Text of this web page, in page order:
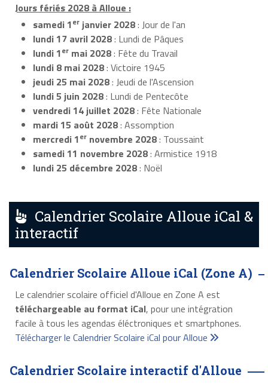
Jours fériés 2028 à Alloue :
samedi 1er janvier 2028: Jour de l'an
lundi 17 avril 2028: Lundi de Pâques
lundi 1er mai 2028: Fête du Travail
lundi 8 mai 2028: Victoire 1945
jeudi 25 mai 2028: Jeudi de l'Ascension
lundi 5 juin 2028: Lundi de Pentecôte
vendredi 14 juillet 2028: Fête Nationale
mardi 15 août 2028: Assomption
mercredi 1er novembre 2028: Toussaint
samedi 11 novembre 2028: Armistice 1918
lundi 25 décembre 2028: Noël
Calendrier Scolaire Alloue iCal &
interactif
Calendrier Scolaire Alloue iCal (Zone A)
Le calendrier scolaire officiel d'Alloue en Zone A est
téléchargeable au format iCal, pour une intégration
facile à tous les agendas éléctroniques et smartphones.
Télécharger le Calendrier Scolaire iCal pour Alloue
Calendrier Scolaire interactif d'Alloue